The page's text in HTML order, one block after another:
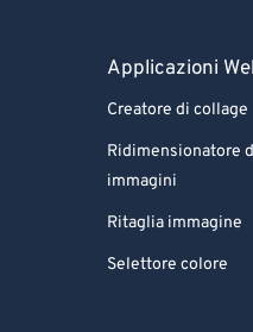
Applicazioni
Creatore di collage
Ridimensionatore
immagini
Ritaglia immagine
Selettore colore